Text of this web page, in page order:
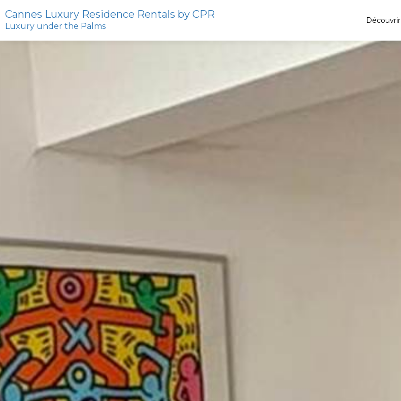
Cannes Luxury Residence Rentals by CPR
Luxury under the Palms
Découvrir